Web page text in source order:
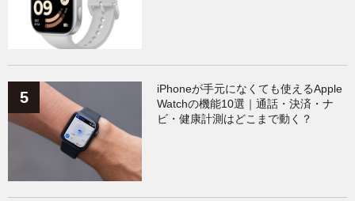
iPhoneが手元になくても使えるApple
Watchの機能10選｜通話・決済・ナ
ビ・健康計測はどこまで動く？